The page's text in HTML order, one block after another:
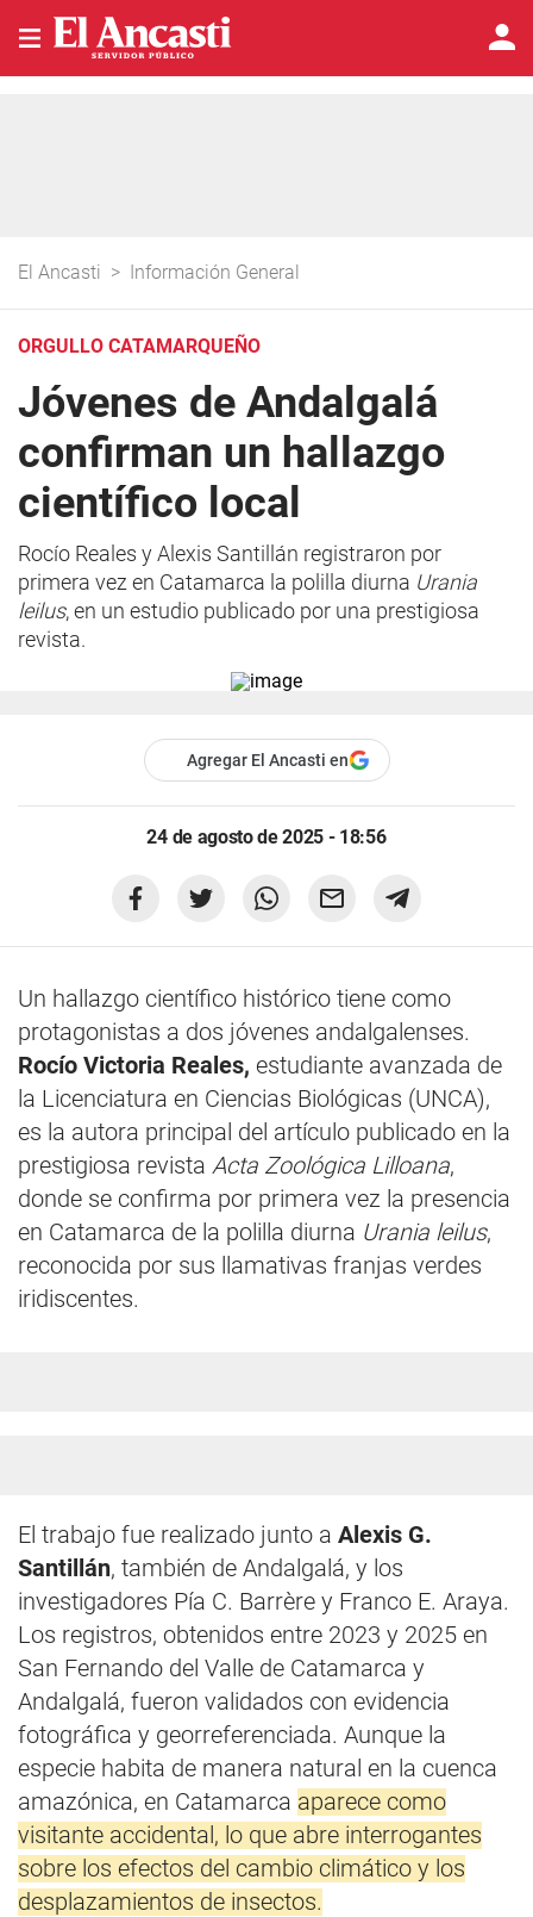
El Ancasti > Información General
ORGULLO CATAMARQUEÑO
Jóvenes de Andalgalá
confirman un hallazgo
científico local
Rocío Reales y Alexis Santillán registraron por
primera vez en Catamarca la polilla diurna Urania
leilus, en un estudio publicado por una prestigiosa
revista.
Agregar El Ancasti en
24 de agosto de 2025 - 18:56
Un hallazgo científico histórico tiene como
protagonistas a dos jóvenes andalgalenses.
Rocío Victoria Reales, estudiante avanzada de
la Licenciatura en Ciencias Biológicas (UNCA),
es la autora principal del artículo publicado en la
prestigiosa revista Acta Zoológica Lilloana,
donde se confirma por primera vez la presencia
en Catamarca de la polilla diurna Urania leilus,
reconocida por sus llamativas franjas verdes
iridiscentes.
El trabajo fue realizado junto a Alexis G.
Santillán, también de Andalgalá, y los
investigadores Pía C. Barrère y Franco E. Araya.
Los registros, obtenidos entre 2023 y 2025 en
San Fernando del Valle de Catamarca y
Andalgalá, fueron validados con evidencia
fotográfica y georreferenciada. Aunque la
especie habita de manera natural en la cuenca
amazónica, en Catamarca aparece como
visitante accidental, lo que abre interrogantes
sobre los efectos del cambio climático y los
desplazamientos de insectos.